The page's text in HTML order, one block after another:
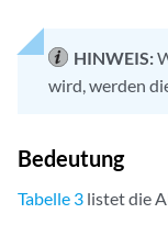
HINWEIS:
wird, werden
Bedeutung
Tabelle 3 listet die